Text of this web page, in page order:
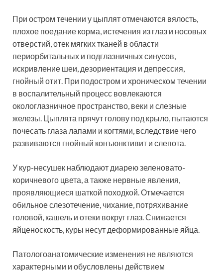
При остром течении у цыплят отмечаются вялость,
плохое поедание корма, истечения из глаз и носовых
отверстий, отек мягких тканей в области
периорбитальных и подглазничных синусов,
искривление шеи, дезориентация и депрессия,
гнойный отит. При подостром и хроническом течении
в воспалительный процесс вовлекаются
окологлазничное пространство, веки и слезные
железы. Цыплята прячут голову под крыло, пытаются
почесать глаза лапами и когтями, вследствие чего
развиваются гнойный конъюнктивит и слепота.
У кур-несушек наблюдают диарею зеленовато-
коричневого цвета, а также нервные явления,
проявляющиеся шаткой походкой. Отмечается
обильное слезотечение, чихание, потряхивание
головой, кашель и отеки вокруг глаз. Снижается
яйценоскость, куры несут деформированные яйца.
Патологоанатомические изменения не являются
характерными и обусловлены действием